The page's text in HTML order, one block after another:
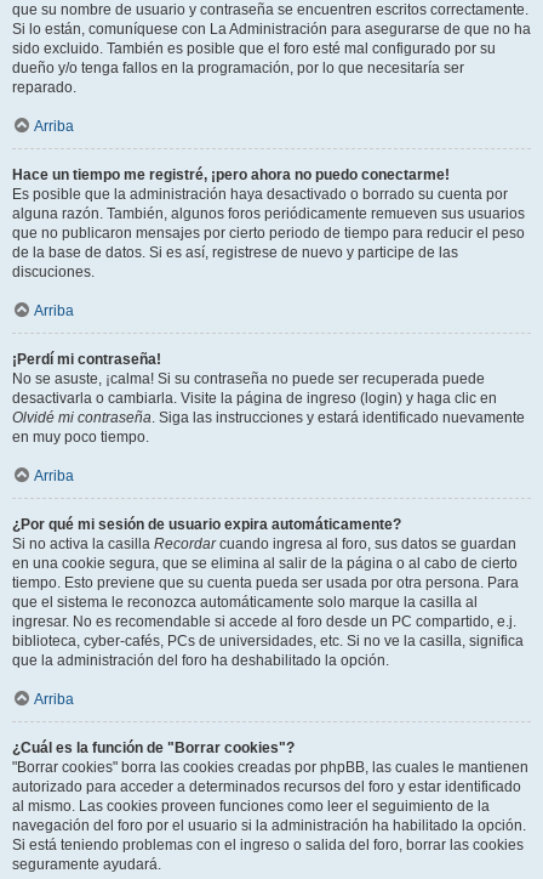
que su nombre de usuario y contraseña se encuentren escritos correctamente.
Si lo están, comuníquese con La Administración para asegurarse de que no ha
sido excluido. También es posible que el foro esté mal configurado por su
dueño y/o tenga fallos en la programación, por lo que necesitaría ser
reparado.
Arriba
Hace un tiempo me registré, ¡pero ahora no puedo conectarme!
Es posible que la administración haya desactivado o borrado su cuenta por
alguna razón. También, algunos foros periódicamente remueven sus usuarios
que no publicaron mensajes por cierto periodo de tiempo para reducir el peso
de la base de datos. Si es así, registrese de nuevo y participe de las
discuciones.
Arriba
¡Perdí mi contraseña!
No se asuste, ¡calma! Si su contraseña no puede ser recuperada puede
desactivarla o cambiarla. Visite la página de ingreso (login) y haga clic en
Olvidé mi contraseña. Siga las instrucciones y estará identificado nuevamente
en muy poco tiempo.
Arriba
¿Por qué mi sesión de usuario expira automáticamente?
Si no activa la casilla Recordarcuando ingresa al foro, sus datos se guardan
en una cookie segura, que se elimina al salir de la página o al cabo de cierto
tiempo. Esto previene que su cuenta pueda ser usada por otra persona. Para
que el sistema le reconozca automáticamente solo marque la casilla al
ingresar. No es recomendable si accede al foro desde un PC compartido, e.j.
biblioteca, cyber-cafés, PCs de universidades, etc. Si no ve la casilla, significa
que la administración del foro ha deshabilitado la opción.
Arriba
¿Cuál es la función de "Borrar cookies"?
"Borrar cookies" borra las cookies creadas por phpBB, las cuales le mantienen
autorizado para acceder a determinados recursos del foro y estar identificado
al mismo. Las cookies proveen funciones como leer el seguimiento de la
navegación del foro por el usuario si la administración ha habilitado la opción.
Si está teniendo problemas con el ingreso o salida del foro, borrar las cookies
seguramente ayudará.